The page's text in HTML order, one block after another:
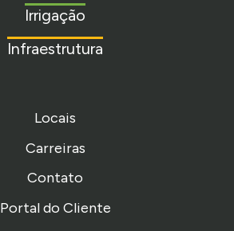
Irrigação
Infraestrutura
Locais
Carreiras
Contato
Portal do Cliente